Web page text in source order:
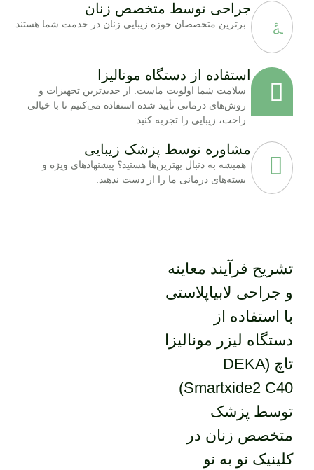
جراحی توسط متخصص زنان
برترین متخصصان حوزه زیبایی زنان در خدمت شما هستند
استفاده از دستگاه‌ مونالیزا
سلامت شما اولویت ماست. از جدیدترین تجهیزات و
روش‌های درمانی تأیید شده استفاده می‌کنیم تا با خیالی
راحت، زیبایی را تجربه کنید.
مشاوره توسط پزشک زیبایی
همیشه به دنبال بهترین‌ها هستید؟ پیشنهادهای ویژه و
بسته‌های درمانی ما را از دست ندهید.
تشریح فرآیند معاینه
و جراحی لابیاپلاستی
با استفاده از
دستگاه‌ لیزر مونالیزا
تاچ (DEKA
Smartxide2 C40)
توسط پزشک
متخصص زنان در
کلینیک نو به نو